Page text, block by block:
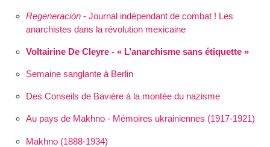
Regeneración- Journal indépendant de combat ! Les
anarchistes dans la révolution mexicaine
Voltairine De Cleyre - « L’anarchisme sans étiquette »
Semaine sanglante à Berlin
Des Conseils de Bavière à la montée du nazisme
Au pays de Makhno - Mémoires ukrainiennes (1917-1921)
Makhno (1888-1934)